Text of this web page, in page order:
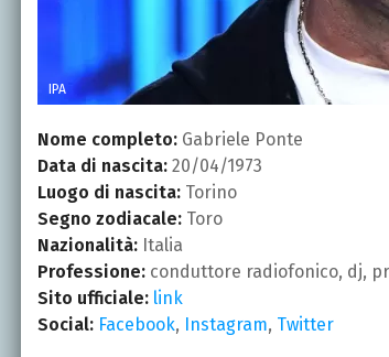
IPA
Nome completo: Gabriele Ponte
Data di nascita: 20/04/1973
Luogo di nascita: Torino
Segno zodiacale: Toro
Nazionalità: Italia
Professione: conduttore radiofonico, dj,
Sito ufficiale: link
Social: Facebook, Instagram, Twitter